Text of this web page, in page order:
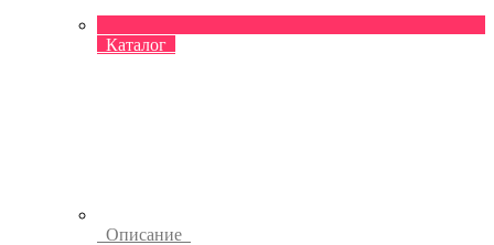
Каталог
Описание